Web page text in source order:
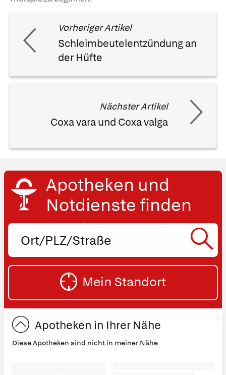
Vorheriger Artikel
Schleimbeutelentzündung an
der Hüfte
Nächster Artikel
Coxa vara und Coxa valga
Apotheken und
Notdienste finden
Ort,
oder
Straße
Mein Standort
Apotheken in Ihrer Nähe
Diese Apotheken sind nicht in meiner Nähe